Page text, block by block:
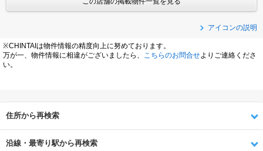
アイコンの説明
※CHINTAIは物件情報の精度向上に努めております。
万が一、物件情報に相違がございましたら、
こちらのお問合せよりご連絡くださ
い。
住所から再検索
沿線・最寄り駅から再検索